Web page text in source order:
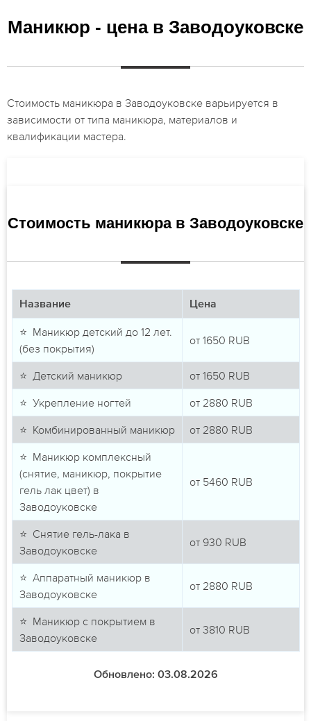
Маникюр - цена в Заводоуковске
Стоимость маникюра в Заводоуковске варьируется в
зависимости от типа маникюра, материалов и
квалификации мастера.
Стоимость маникюра в Заводоуковске
Название Цена
⭐ Маникюр детский до 12 лет.
(без покрытия)
от 1650 RUB
⭐ Детский маникюр от 1650 RUB
⭐ Укрепление ногтей от 2880 RUB
⭐ Комбинированный маникюр от 2880 RUB
⭐ Маникюр комплексный
(снятие, маникюр, покрытие
гель лак цвет) в
Заводоуковске
от 5460 RUB
⭐ Снятие гель-лака в
Заводоуковске
от 930 RUB
⭐ Аппаратный маникюр в
Заводоуковске
от 2880 RUB
⭐ Маникюр с покрытием в
Заводоуковске
от 3810 RUB
Обновлено: 03.08.2026